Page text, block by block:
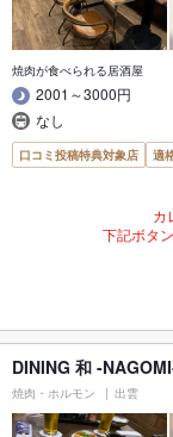
焼肉が食べられる居酒屋
2001～3000円
なし
口コミ投稿特典対象店 適
カ
下記ボタ
DINING 和 -
焼肉・ホルモン 出雲